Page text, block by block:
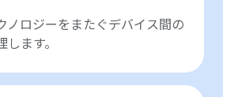
ノロジーをまたぐデバイス間の
ます。